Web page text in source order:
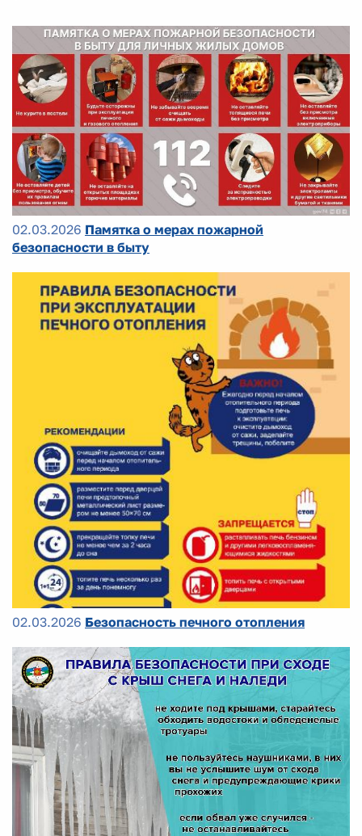
02.03.2026 Памятка о мерах пожарной
безопасности в быту
02.03.2026 Безопасность печного отопления